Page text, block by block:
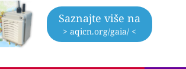
Saznajte više na
> aqicn.org/gaia/ <